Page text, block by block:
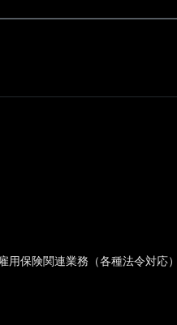
用保険関連業務（各種法令対応）